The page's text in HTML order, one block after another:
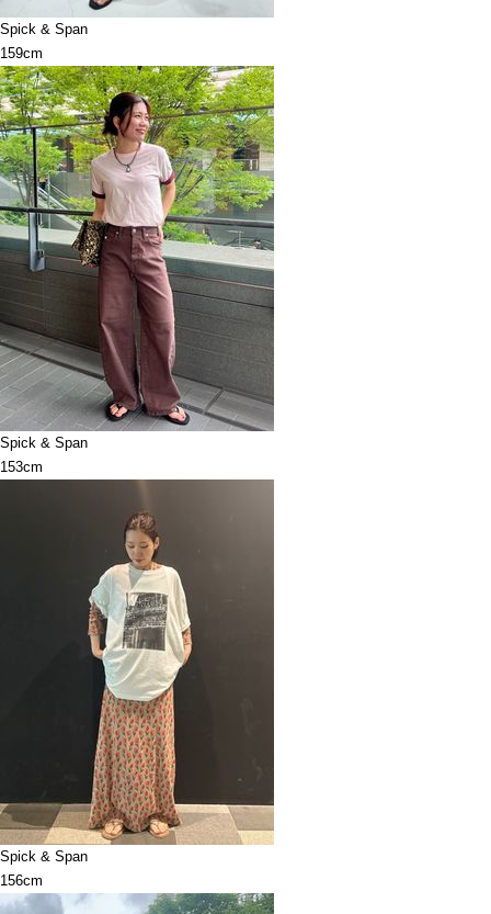
Spick & Span
159cm
Spick & Span
153cm
Spick & Span
156cm